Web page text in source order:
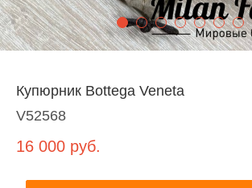
Купюрник Bottega Veneta
V52568
16 000 руб.